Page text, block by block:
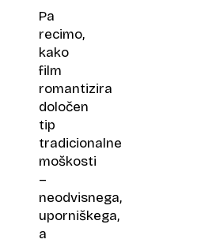
Pa
recimo,
kako
film
romantizira
določen
tip
tradicionalne
moškosti
–
neodvisnega,
uporniškega,
a